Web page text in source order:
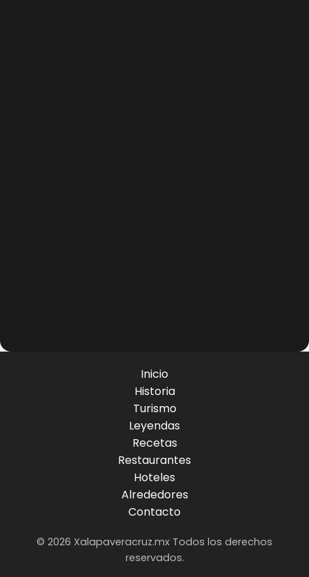
Inicio
Historia
Turismo
Leyendas
Recetas
Restaurantes
Hoteles
Alrededores
Contacto
© 2026 Xalapaveracruz.mx Todos los derechos
reservados.